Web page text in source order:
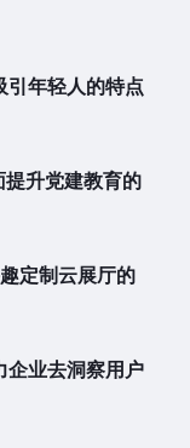
引年轻人的特点
提升党建教育的
定制云展厅的
企业去洞察用户